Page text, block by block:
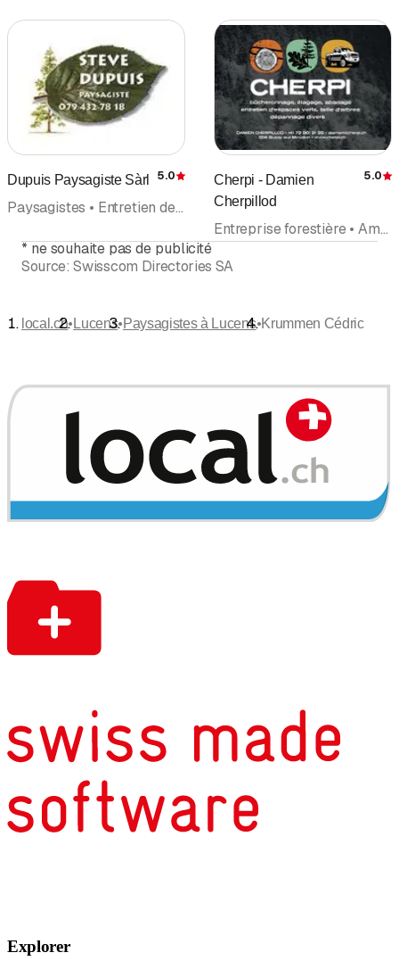
Dupuis Paysagiste Sàrl Évaluation
5.0
Paysagistes • Entretien de jardin • Aménagements extérieurs • Arboriculture • Jardinier-horticulteur
Cherpi - Damien
Cherpillod
5.0
Entreprise forestière • Aménagements extérieurs • Paysagistes
*ne souhaite pas de publicité
Source: Swisscom Directories SA
local.ch• Lucens•Paysagistes à Lucens•Krummen Cédric
Explorer